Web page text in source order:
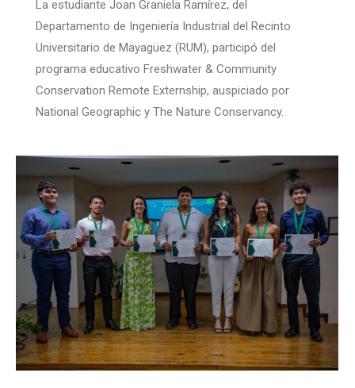
La estudiante Joan Graniela Ramírez, del
Departamento de Ingeniería Industrial del Recinto
Universitario de Mayagüez (RUM), participó del
programa educativo Freshwater & Community
Conservation Remote Externship, auspiciado por
National Geographic y The Nature Conservancy.